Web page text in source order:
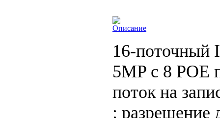
Описание
16-поточный
5MP с 8 РОЕ
поток на
: разрешение